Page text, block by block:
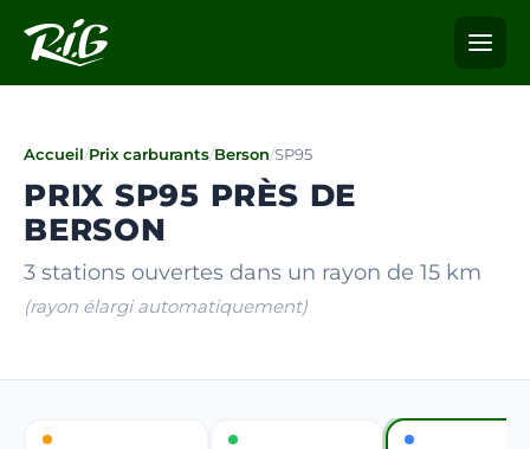
Accueil/Prix carburants/Berson/SP95
PRIX SP95 PRÈS DE
BERSON
3 stations ouvertes dans un rayon de 15 km
(rayon élargi automatiquement)